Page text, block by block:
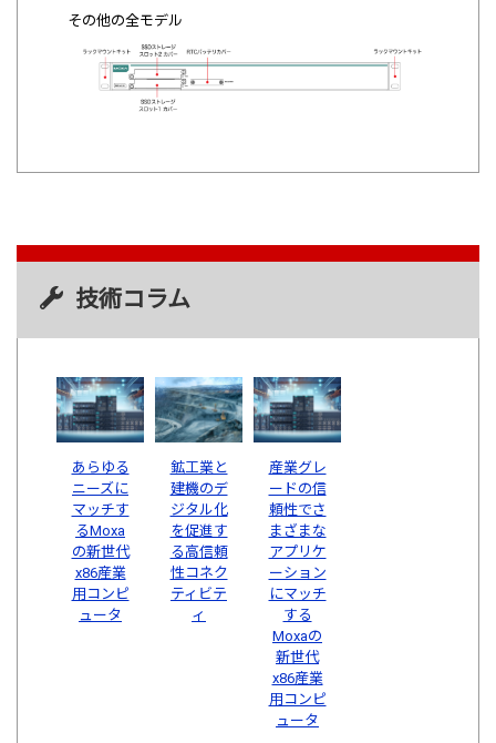
その他の全モデル
技術コラム
あらゆる
ニーズに
マッチす
るMoxa
の新世代
x86産業
用コンピ
ュータ
鉱工業と
建機のデ
ジタル化
を促進す
る高信頼
性コネク
ティビテ
ィ
産業グレ
ードの信
頼性でさ
まざまな
アプリケ
ーション
にマッチ
する
Moxaの
新世代
x86産業
用コンピ
ュータ